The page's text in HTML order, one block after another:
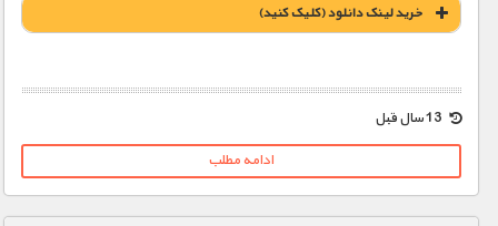
خريد لينک دانلود (کليک کنيد)
1900 تومان – خريد لينک دانلود (افزودن به سبد خريد)
ادامه مطلب